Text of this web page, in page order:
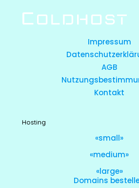
Impressum
AGB
Kontakt
Hosting
«small»
«medium»
«large»
Domains